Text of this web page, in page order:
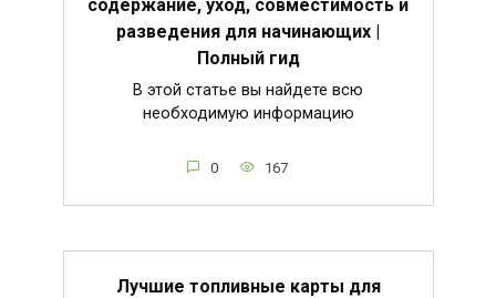
содержание, уход, совместимость и
разведения для начинающих |
Полный гид
В этой статье вы найдете всю
необходимую информацию
0 167
Лучшие топливные карты для